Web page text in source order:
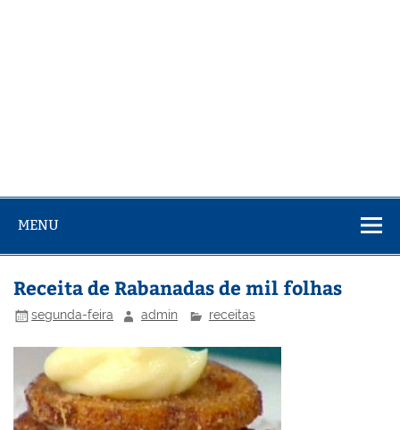
MENU
Receita de Rabanadas de mil folhas
segunda-feira admin receitas